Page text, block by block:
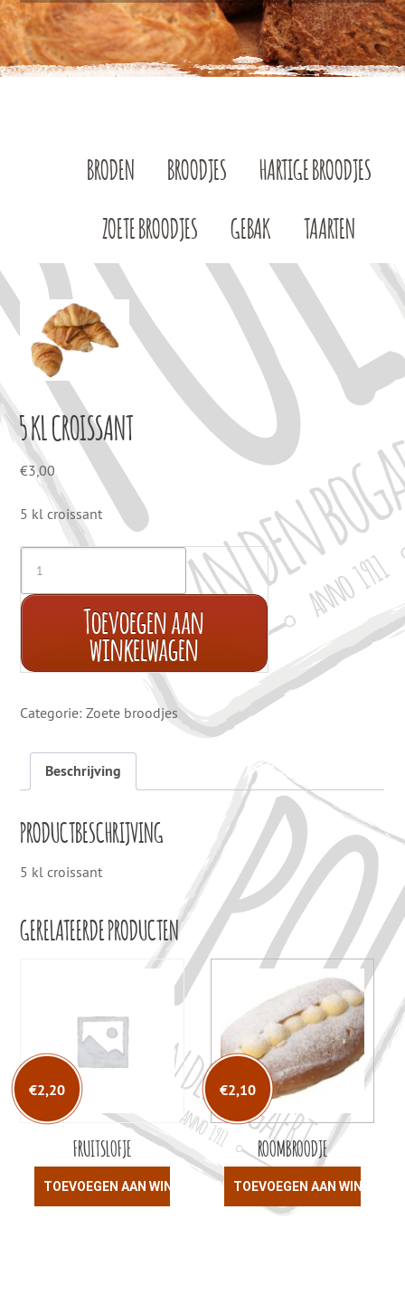
BRODEN BROODJES HARTIGE BROODJES
ZOETE BROODJES GEBAK TAARTEN
5 KL CROISSANT
€3,00
5 kl croissant
Toevoegen aan
winkelwagen
Categorie:Zoete broodjes
Beschrijving
PRODUCTBESCHRIJVING
5 kl croissant
GERELATEERDE PRODUCTEN
FRUITSLOFJE
€2,20
TOEVOEGEN AAN WINKELWAGEN
ROOMBROODJE
€2,10
TOEVOEGEN AAN